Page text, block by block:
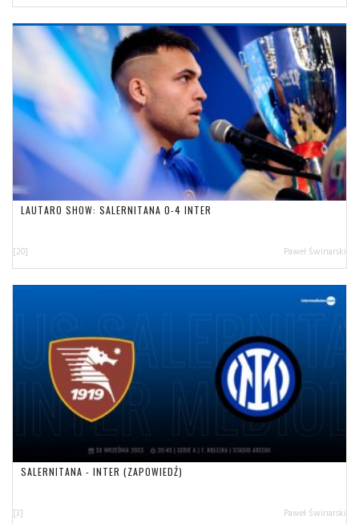
LAUTARO SHOW: SALERNITANA 0-4 INTER
[20] Paweł Świnarski
SALERNITANA - INTER (ZAPOWIEDŹ)
[3] Paweł Świnarski